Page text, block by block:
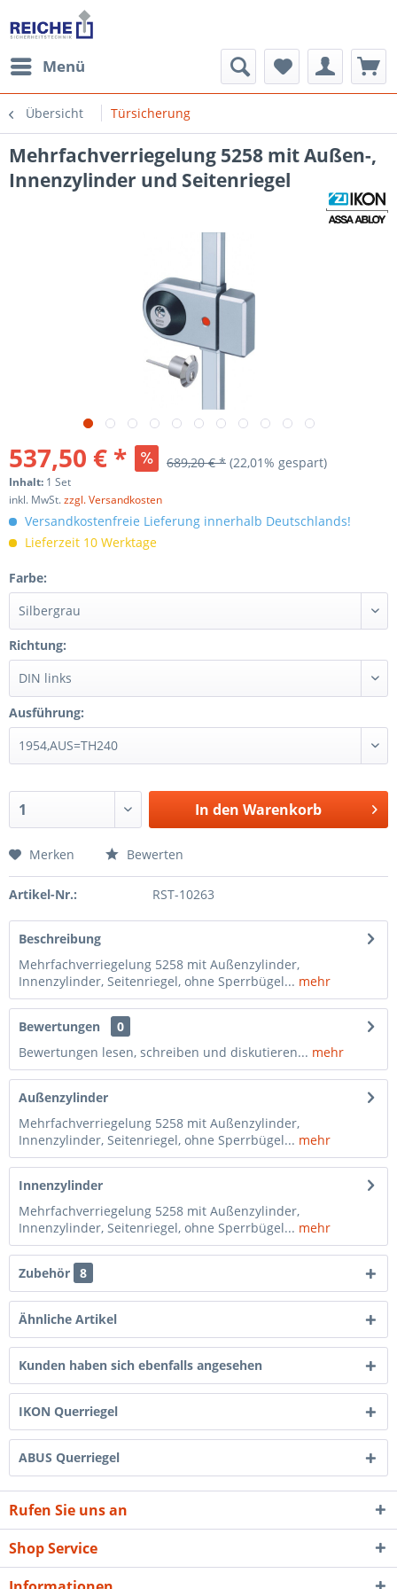
Menü
Übersicht Türsicherung
Mehrfachverriegelung 5258 mit Außen-,
Innenzylinder und Seitenriegel
537,50 € * 689,20 € * (22,01% gespart)
Inhalt: 1 Set
inkl. MwSt.zzgl. Versandkosten
Versandkostenfreie Lieferung innerhalb Deutschlands!
Lieferzeit 10 Werktage
Farbe:
Richtung:
Ausführung:
In den Warenkorb
Merken Bewerten
Artikel-Nr.: RST-10263
Beschreibung
Mehrfachverriegelung 5258 mit Außenzylinder,
Innenzylinder, Seitenriegel, ohne Sperrbügel... mehr
Bewertungen
0
Bewertungen lesen, schreiben und diskutieren... mehr
Außenzylinder
Mehrfachverriegelung 5258 mit Außenzylinder,
Innenzylinder, Seitenriegel, ohne Sperrbügel... mehr
Innenzylinder
Mehrfachverriegelung 5258 mit Außenzylinder,
Innenzylinder, Seitenriegel, ohne Sperrbügel... mehr
Zubehör 8
Ähnliche Artikel
Kunden haben sich ebenfalls angesehen
IKON Querriegel
ABUS Querriegel
Rufen Sie uns an
Shop Service